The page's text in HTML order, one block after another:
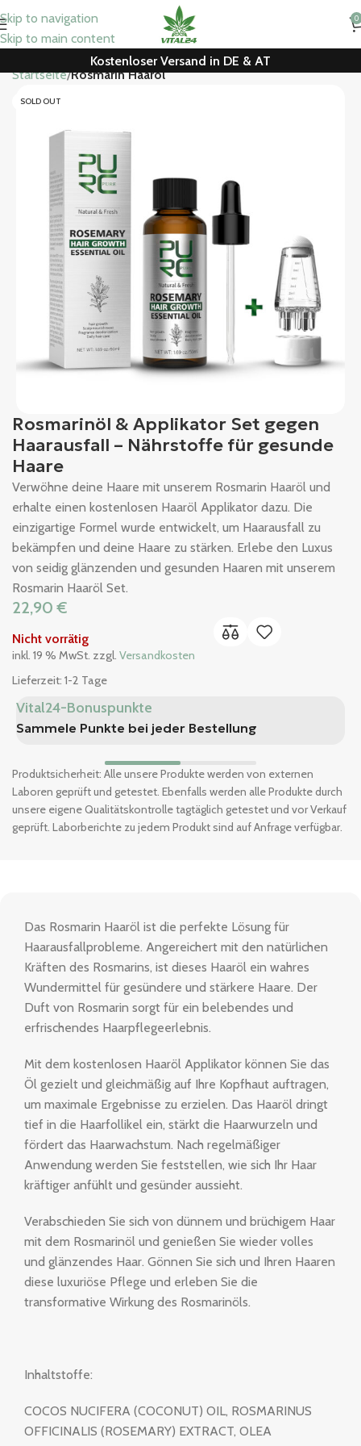
Skip to navigation
Skip to main content
0
Kostenloser Versand in DE & AT
Startseite Rosmarin Haaröl
SOLD OUT
Rosmarinöl & Applikator Set gegen
Haarausfall – Nährstoffe für gesunde
Haare
Verwöhne deine Haare mit unserem Rosmarin Haaröl und
erhalte einen kostenlosen Haaröl Applikator dazu. Die
einzigartige Formel wurde entwickelt, um Haarausfall zu
bekämpfen und deine Haare zu stärken. Erlebe den Luxus
von seidig glänzenden und gesunden Haaren mit unserem
Rosmarin Haaröl Set.
22,90€
Nicht vorrätig
inkl. 19 % MwSt. zzgl. Versandkosten
Lieferzeit: 1-2 Tage
Vital24-Bonuspunkte
Sammele Punkte bei jeder Bestellung
Produktsicherheit: Alle unsere Produkte werden von externen
Laboren geprüft und getestet. Ebenfalls werden alle Produkte durch
unsere eigene Qualitätskontrolle tagtäglich getestet und vor Verkauf
geprüft. Laborberichte zu jedem Produkt sind auf Anfrage verfügbar.
Das Rosmarin Haaröl ist die perfekte Lösung für
Haarausfallprobleme. Angereichert mit den natürlichen
Kräften des Rosmarins, ist dieses Haaröl ein wahres
Wundermittel für gesündere und stärkere Haare. Der
Duft von Rosmarin sorgt für ein belebendes und
erfrischendes Haarpflegeerlebnis.
Mit dem kostenlosen Haaröl Applikator können Sie das
Öl gezielt und gleichmäßig auf Ihre Kopfhaut auftragen,
um maximale Ergebnisse zu erzielen. Das Haaröl dringt
tief in die Haarfollikel ein, stärkt die Haarwurzeln und
fördert das Haarwachstum. Nach regelmäßiger
Anwendung werden Sie feststellen, wie sich Ihr Haar
kräftiger anfühlt und gesünder aussieht.
Verabschieden Sie sich von dünnem und brüchigem Haar
mit dem Rosmarinöl und genießen Sie wieder volles
und glänzendes Haar. Gönnen Sie sich und Ihren Haaren
diese luxuriöse Pflege und erleben Sie die
transformative Wirkung des Rosmarinöls.
Inhaltstoffe:
COCOS NUCIFERA (COCONUT) OIL, ROSMARINUS
OFFICINALIS (ROSEMARY) EXTRACT, OLEA